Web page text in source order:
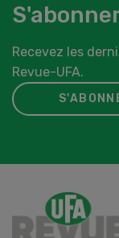
Recevez les
Revue-UFA.